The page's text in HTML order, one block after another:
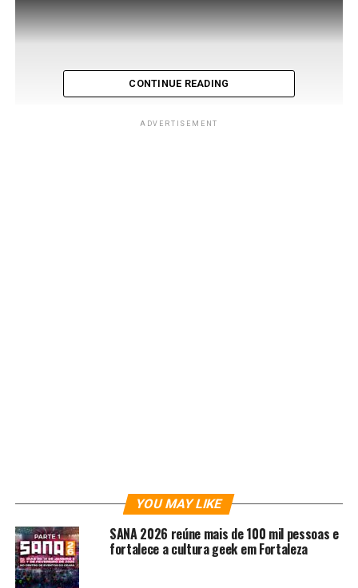
RELATED TOPICS: CULTURA CULTURAPOP
EVENTOS
FORTALEZA JAMBÔ JAMBÔEDITORA
NATELA
NERD RPG
UP NEXT
Heroes
CONTINUE READING
ADVERTISEMENT
YOU MAY LIKE
SANA 2026 reúne mais de 100 mil pessoas e
fortalece a cultura geek em Fortaleza